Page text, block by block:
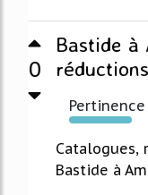
0
Bastide à
Pertinence
301%
Catalogues,
Bastide à